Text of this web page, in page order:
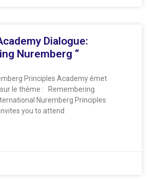
Dialogue:
Nuremberg “
Principles Academy émet
sur le thème : Remembering
Nuremberg Principles
you to attend